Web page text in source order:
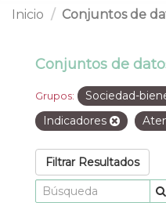
Inicio Conjuntos de
Conjuntos de
Grupos: Sociedad-
Indicadores
Filtrar Resultados